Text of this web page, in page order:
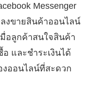
Messenger
งขายสินค้าออนไลน์
มื่อลูกค้าสนใจสินค้า
และชำระเงินได้
ออนไลน์ที่สะดวก